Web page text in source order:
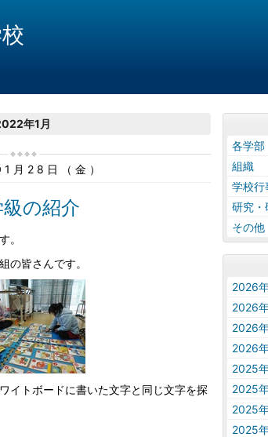
年1月
月28日（金）
の紹介
。
の皆さんです。
イトボードに書いた文字と同じ文字を探
各学部
組織
学校行
研究・
その他
2026
2026
2026
2026
2025
2025
2025
2025